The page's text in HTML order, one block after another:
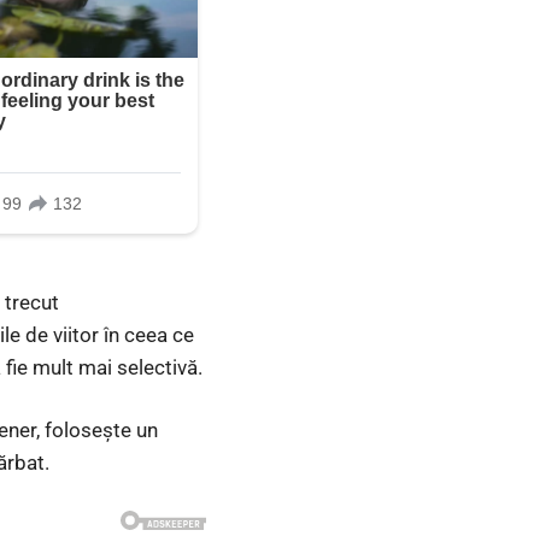
trecut
de viitor în ceea ce
mult mai selectivă.
folosește un